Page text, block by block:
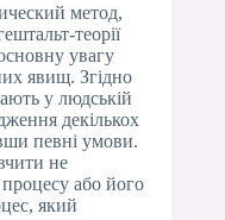
метод,
теорії
увагу
явищ. Згідно
у людській
декількох
певні умови.
не
або його
який